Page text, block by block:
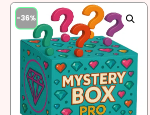
-36%